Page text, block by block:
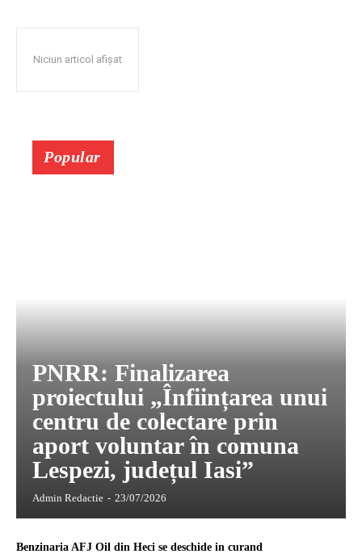
Niciun articol afișat
Popular
PNRR: Finalizarea
proiectului „Înființarea unui
centru de colectare prin
aport voluntar în comuna
Lespezi, județul Iasi”
Admin Redactie - 23/07/2026
Benzinaria AFJ Oil din Heci se deschide in curand